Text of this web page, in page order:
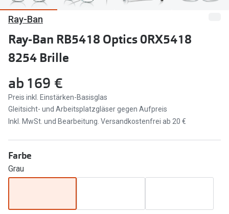
Marken
Ray-Ban
DbyD
Prada
Seen
Miu Miu
alle Marken
Ratgeber
Gleitsicht Ratgeber
Oakley
alle
Ray-Ban
Ray-Ban RB5418 Optics 0RX5418
8254 Brille
ab 169 €
Preis inkl. Einstärken-Basisglas
Gleitsicht- und Arbeitsplatzgläser gegen Aufpreis
Inkl. MwSt. und Bearbeitung. Versandkostenfrei ab 20 €
Farbe
Grau